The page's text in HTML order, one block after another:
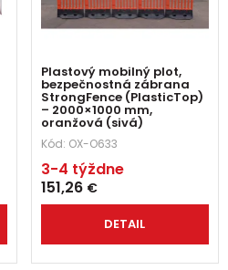
Plastový mobilný plot,
bezpečnostná zábrana
StrongFence (PlasticTop)
– 2000×1000 mm,
oranžová (sivá)
Kód: OX-O633
3-4 týždne
151,26 €
DETAIL